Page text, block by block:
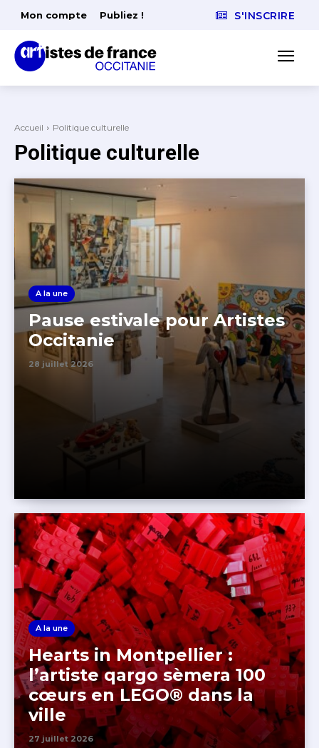
Mon compte Publiez ! S'INSCRIRE
Accueil Politique culturelle
Politique culturelle
A la une
Pause estivale pour Artistes
Occitanie
28 juillet 2026
A la une
Hearts in Montpellier :
l’artiste qargo sèmera 100
cœurs en LEGO® dans la
ville
27 juillet 2026